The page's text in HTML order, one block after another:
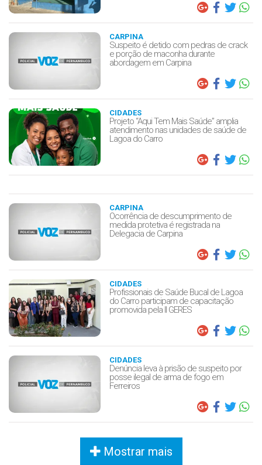
CARPINA
Suspeito é detido com pedras de crack
e porção de maconha durante
abordagem em Carpina
CIDADES
Projeto “Aqui Tem Mais Saúde” amplia
atendimento nas unidades de saúde de
Lagoa do Carro
CARPINA
Ocorrência de descumprimento de
medida protetiva é registrada na
Delegacia de Carpina
CIDADES
Profissionais de Saúde Bucal de Lagoa
do Carro participam de capacitação
promovida pela II GERES
CIDADES
Denúncia leva à prisão de suspeito por
posse ilegal de arma de fogo em
Ferreiros
Mostrar mais